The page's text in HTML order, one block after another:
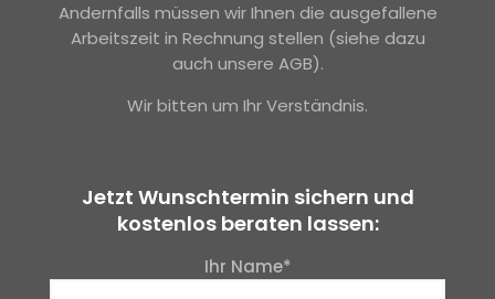
Andernfalls müssen wir Ihnen die ausgefallene
Arbeitszeit in Rechnung stellen (siehe dazu
auch unsere AGB).
Wir bitten um Ihr Verständnis.
Jetzt Wunschtermin sichern und
kostenlos beraten lassen:
Ihr Name*